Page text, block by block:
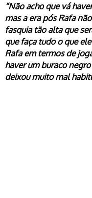
“Não acho que vá
mas a era pós Rafa
fasquia tão alta que
que faça tudo o que
Rafa em termos de
haver um buraco
deixou muito mal